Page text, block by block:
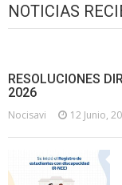
NOTICIAS
RESOLUCIONES
2026
Nocisavi 12 Junio,